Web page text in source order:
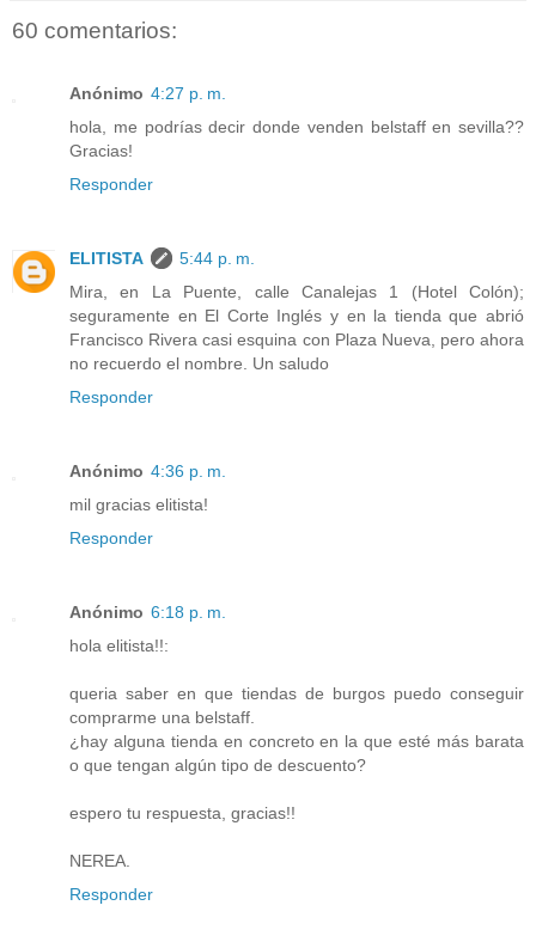
60 comentarios:
Anónimo 4:27 p. m.
hola, me podrías decir donde venden belstaff en sevilla??
Gracias!
Responder
ELITISTA
5:44 p. m.
Mira, en La Puente, calle Canalejas 1 (Hotel Colón);
seguramente en El Corte Inglés y en la tienda que abrió
Francisco Rivera casi esquina con Plaza Nueva, pero ahora
no recuerdo el nombre. Un saludo
Responder
Anónimo 4:36 p. m.
mil gracias elitista!
Responder
Anónimo 6:18 p. m.
hola elitista!!:
queria saber en que tiendas de burgos puedo conseguir
comprarme una belstaff.
¿hay alguna tienda en concreto en la que esté más barata
o que tengan algún tipo de descuento?
espero tu respuesta, gracias!!
NEREA.
Responder